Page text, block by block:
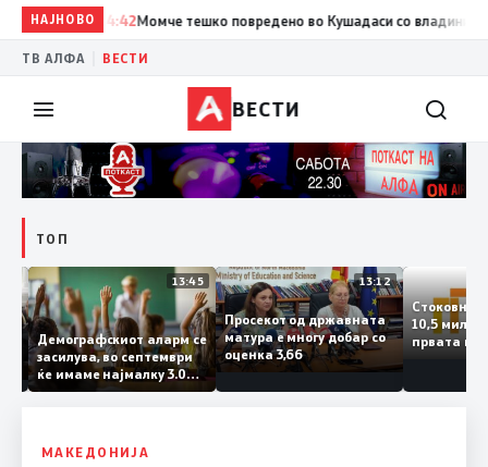
НАЈНОВО
14:42 Момче тешко повредено во Кушадаси со владиниот
ТВ АЛФА ВЕСТИ
ВЕСТИ
ТОП
14:12 13:45
Демографскиот аларм се
засилува, во септември
ќе имаме најмалку 3.000
првачиња помалку
13:12
Просекот од државната
матура е многу добар со
оценка 3,66
10,5
првата
МАКЕДОНИЈА